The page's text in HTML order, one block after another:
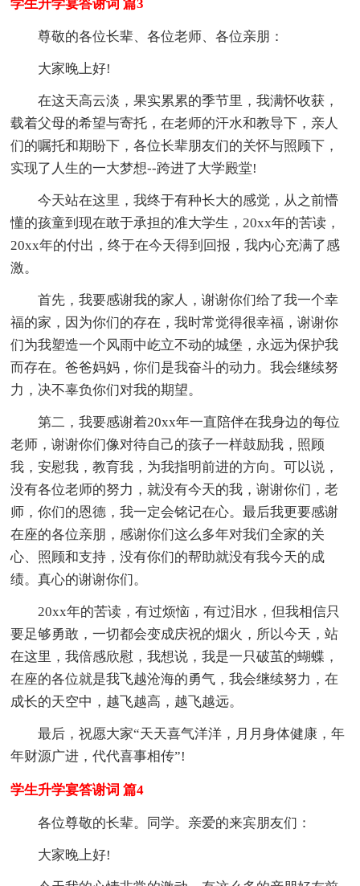
学生升学宴答谢词 篇3
尊敬的各位长辈、各位老师、各位亲朋：
大家晚上好!
在这天高云淡，果实累累的季节里，我满怀收获，
载着父母的希望与寄托，在老师的汗水和教导下，亲人
们的嘱托和期盼下，各位长辈朋友们的关怀与照顾下，
实现了人生的一大梦想--跨进了大学殿堂!
今天站在这里，我终于有种长大的感觉，从之前懵
懂的孩童到现在敢于承担的准大学生，20xx年的苦读，
20xx年的付出，终于在今天得到回报，我内心充满了感
激。
首先，我要感谢我的家人，谢谢你们给了我一个幸
福的家，因为你们的存在，我时常觉得很幸福，谢谢你
们为我塑造一个风雨中屹立不动的城堡，永远为保护我
而存在。爸爸妈妈，你们是我奋斗的动力。我会继续努
力，决不辜负你们对我的期望。
第二，我要感谢着20xx年一直陪伴在我身边的每位
老师，谢谢你们像对待自己的孩子一样鼓励我，照顾
我，安慰我，教育我，为我指明前进的方向。可以说，
没有各位老师的努力，就没有今天的我，谢谢你们，老
师，你们的恩德，我一定会铭记在心。最后我更要感谢
在座的各位亲朋，感谢你们这么多年对我们全家的关
心、照顾和支持，没有你们的帮助就没有我今天的成
绩。真心的谢谢你们。
20xx年的苦读，有过烦恼，有过泪水，但我相信只
要足够勇敢，一切都会变成庆祝的烟火，所以今天，站
在这里，我倍感欣慰，我想说，我是一只破茧的蝴蝶，
在座的各位就是我飞越沧海的勇气，我会继续努力，在
成长的天空中，越飞越高，越飞越远。
最后，祝愿大家“天天喜气洋洋，月月身体健康，年
年财源广进，代代喜事相传”!
学生升学宴答谢词 篇4
各位尊敬的长辈。同学。亲爱的来宾朋友们：
大家晚上好!